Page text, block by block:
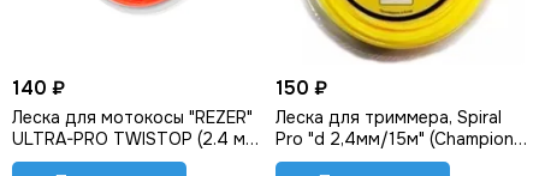
140 ₽
Леска для мотокосы "REZER"
ULTRA-PRO TWISTOP (2.4 мм,
15 м, витой квадрат)
150 ₽
Леска для триммера, Spiral
Pro "d 2,4мм/15м" (Champion)
C5050